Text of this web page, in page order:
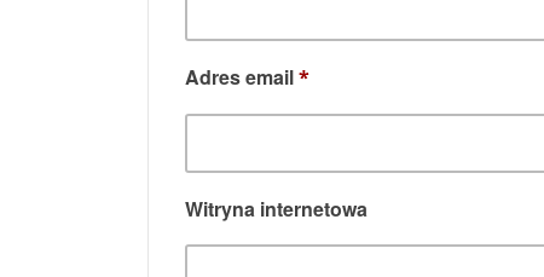
Adres email*
Witryna internetowa